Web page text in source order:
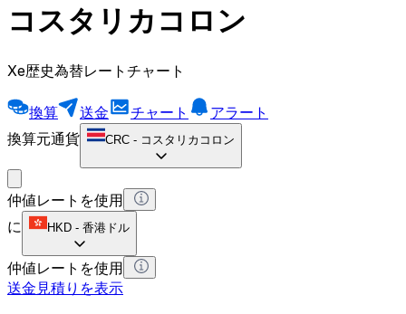
コスタリカコロン
Xe歴史為替レートチャート
換算 送金 チャート
アラート
換算元通貨
CRC - コスタリカコロン
仲値レートを使用
に
HKD - 香港ドル
仲値レートを使用
送金見積りを表示